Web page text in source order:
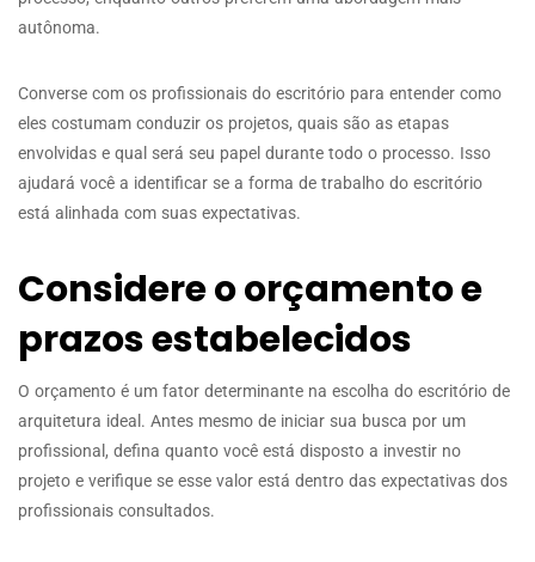
autônoma.
Converse com os profissionais do escritório para entender como
eles costumam conduzir os projetos, quais são as etapas
envolvidas e qual será seu papel durante todo o processo. Isso
ajudará você a identificar se a forma de trabalho do escritório
está alinhada com suas expectativas.
Considere o orçamento e
prazos estabelecidos
O orçamento é um fator determinante na escolha do escritório de
arquitetura ideal. Antes mesmo de iniciar sua busca por um
profissional, defina quanto você está disposto a investir no
projeto e verifique se esse valor está dentro das expectativas dos
profissionais consultados.